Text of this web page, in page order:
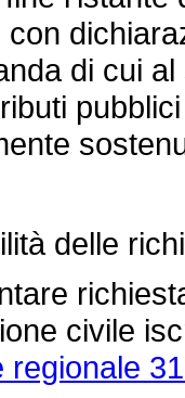
di cui
delle
civile
regionale